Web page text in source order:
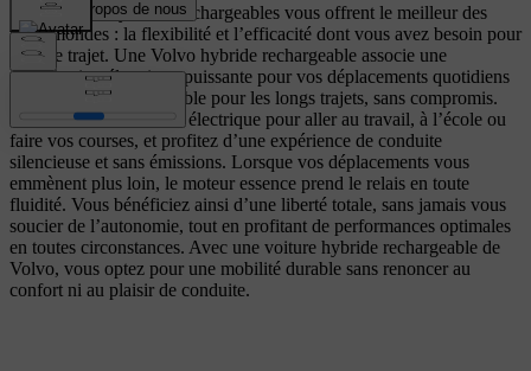
Nos voitures hybrides rechargeables vous offrent le meilleur des
deux mondes : la flexibilité et l’efficacité dont vous avez besoin pour
chaque trajet. Une Volvo hybride rechargeable associe une
motorisation électrique puissante pour vos déplacements quotidiens
à un moteur essence fiable pour les longs trajets, sans compromis.
Roulez en mode 100 % électrique pour aller au travail, à l’école ou
faire vos courses, et profitez d’une expérience de conduite
silencieuse et sans émissions. Lorsque vos déplacements vous
emmènent plus loin, le moteur essence prend le relais en toute
fluidité. Vous bénéficiez ainsi d’une liberté totale, sans jamais vous
soucier de l’autonomie, tout en profitant de performances optimales
en toutes circonstances. Avec une voiture hybride rechargeable de
Volvo, vous optez pour une mobilité durable sans renoncer au
confort ni au plaisir de conduite.